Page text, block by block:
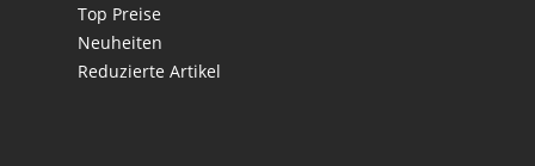
Top Preise
Neuheiten
Reduzierte Artikel